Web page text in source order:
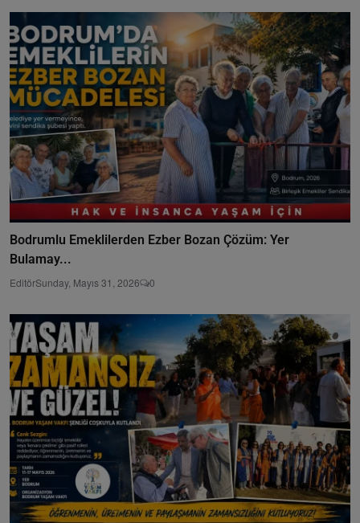
Bodrumlu Emeklilerden Ezber Bozan Çözüm: Yer
Bulamay...
EditörSunday, Mayıs 31, 2026 0